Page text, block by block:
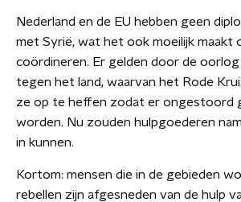
Nederland en de EU hebben geen
met Syrië, wat het ook moeilijk maakt
coördineren. Er gelden door de oorlog
tegen het land, waarvan het Rode
ze op te heffen zodat er ongestoord
worden. Nu zouden hulpgoederen
in kunnen.
Kortom: mensen die in de gebieden
rebellen zijn afgesneden van de hulp